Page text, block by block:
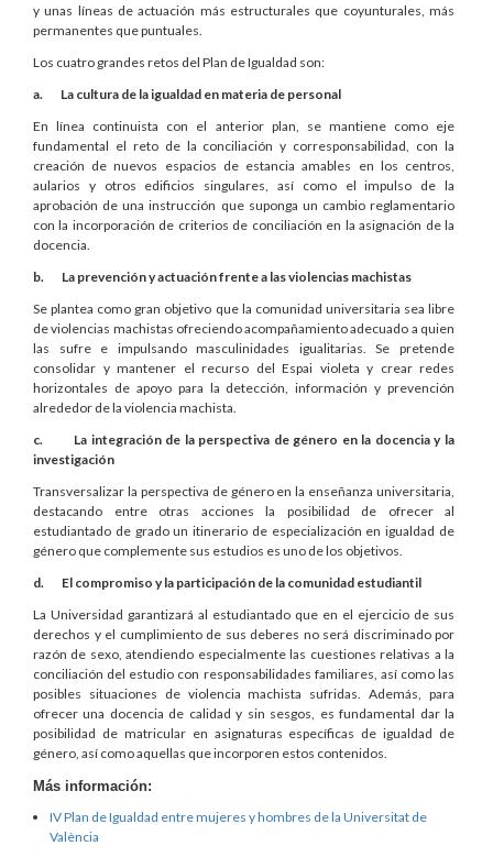
y unas líneas de actuación más estructurales que coyunturales, más
permanentes que puntuales.
Los cuatro grandes retos del Plan de Igualdad son:
a. La cultura de la igualdad en materia de personal
En línea continuista con el anterior plan, se mantiene como eje
fundamental el reto de la conciliación y corresponsabilidad, con la
creación de nuevos espacios de estancia amables en los centros,
aularios y otros edificios singulares, así como el impulso de la
aprobación de una instrucción que suponga un cambio reglamentario
con la incorporación de criterios de conciliación en la asignación de la
docencia.
b. La prevención y actuación frente a las violencias machistas
Se plantea como gran objetivo que la comunidad universitaria sea libre
de violencias machistas ofreciendo acompañamiento adecuado a quien
las sufre e impulsando masculinidades igualitarias. Se pretende
consolidar y mantener el recurso del Espai violeta y crear redes
horizontales de apoyo para la detección, información y prevención
alrededor de la violencia machista.
c. La integración de la perspectiva de género en la docencia y la
investigación
Transversalizar la perspectiva de género en la enseñanza universitaria,
destacando entre otras acciones la posibilidad de ofrecer al
estudiantado de grado un itinerario de especialización en igualdad de
género que complemente sus estudios es uno de los objetivos.
d. El compromiso y la participación de la comunidad estudiantil
La Universidad garantizará al estudiantado que en el ejercicio de sus
derechos y el cumplimiento de sus deberes no será discriminado por
razón de sexo, atendiendo especialmente las cuestiones relativas a la
conciliación del estudio con responsabilidades familiares, así como las
posibles situaciones de violencia machista sufridas. Además, para
ofrecer una docencia de calidad y sin sesgos, es fundamental dar la
posibilidad de matricular en asignaturas específicas de igualdad de
género, así como aquellas que incorporen estos contenidos.
Más información:
IV Plan de Igualdad entre mujeres y hombres de la Universitat de
València